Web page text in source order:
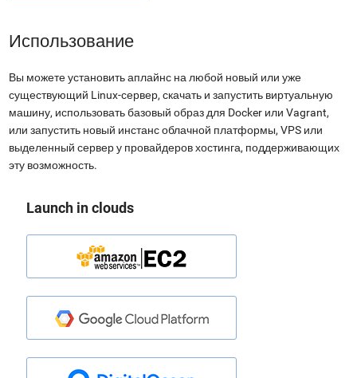
Использование
Вы можете установить аплайнс на любой новый или уже
существующий Linux-сервер, скачать и запустить виртуальную
машину, использовать базовый образ для Docker или Vagrant,
или запустить новый инстанс облачной платформы, VPS или
выделенный сервер у провайдеров хостинга, поддерживающих
эту возможность.
Launch in clouds